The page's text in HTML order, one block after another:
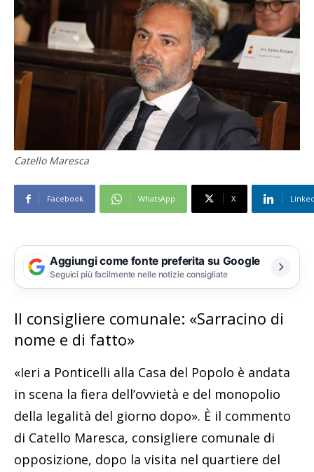
Catello Maresca
Facebook WhatsApp X
Aggiungi come fonte preferita su Google
Seguici più facilmente nelle notizie consigliate
Il consigliere comunale: «Sarracino di
nome e di fatto»
«Ieri a Ponticelli alla Casa del Popolo è andata
in scena la fiera dell’ovvietà e del monopolio
della legalità del giorno dopo». È il commento
di Catello Maresca, consigliere comunale di
opposizione, dopo la visita nel quartiere del